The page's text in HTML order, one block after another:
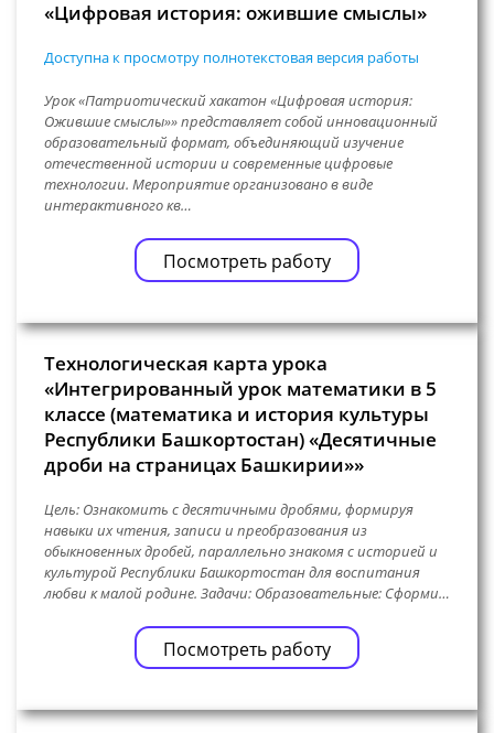
«Цифровая история: ожившие смыслы»
Доступна к просмотру полнотекстовая версия работы
Урок «Патриотический хакатон «Цифровая история:
Ожившие смыслы»» представляет собой инновационный
образовательный формат, объединяющий изучение
отечественной истории и современные цифровые
технологии. Мероприятие организовано в виде
интерактивного кв…
Посмотреть работу
Технологическая карта урока
«Интегрированный урок математики в 5
классе (математика и история культуры
Республики Башкортостан) «Десятичные
дроби на страницах Башкирии»»
Цель: Ознакомить с десятичными дробями, формируя
навыки их чтения, записи и преобразования из
обыкновенных дробей, параллельно знакомя с историей и
культурой Республики Башкортостан для воспитания
любви к малой родине. Задачи: Образовательные: Сформи…
Посмотреть работу